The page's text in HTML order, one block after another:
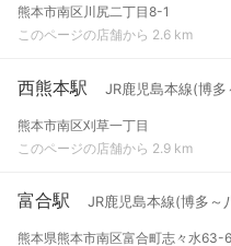
熊本市南区川尻二丁目8-1
このページの店舗から 2.6 km
西熊本駅 JR鹿児島本線(博多
熊本市南区刈草一丁目
このページの店舗から 2.9 km
富合駅 JR鹿児島本線(博多～
熊本県熊本市南区富合町志々水63-6